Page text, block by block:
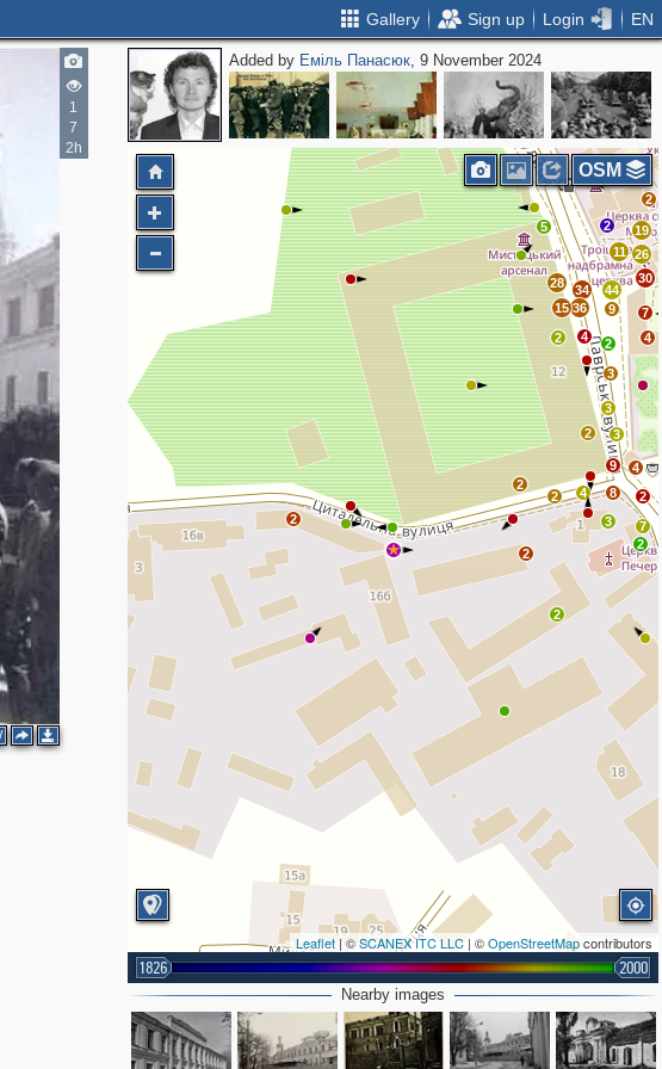
Gallery Sign up Login EN
1
7
2h
Added by Еміль Панасюк, 9 November 2024
2
5
2
2
2
3
4 8 2
4
9
2
3
3
3
2
4
36
2
15
28 34
44
9
7
30
11
26
19
2
2
4
4
7
2
2
2
Leaflet | ©SCANEX ITC LLC | ©OpenStreetMapcontributors
1826 2000
OSM
Nearby images